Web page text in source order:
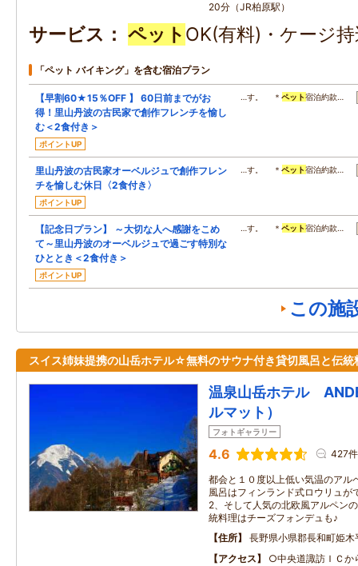
20分（JR柏原駅）
サービス ペット OK(有料)・ケージ
「ペット バイキング」を含む宿泊プラン
【早割60★15％OFF 】 60日前までがお
得！里山丹波の古民家で創作フレンチを愉し
む＜2食付き＞
ポイントUP
…す。 ＊ペット宿泊約款…
里山丹波の古民家オーベルジュで創作フレン
チを愉しむ休日〈2食付き〉
ポイントUP
…す。 ＊ペット宿泊約款…
【記念日プラン】 ～大切な人へ感謝をこめ
て～里山丹波のオーベルジュで過ごす特別な
ひととき＜2食付き＞
ポイントUP
…す。 ＊ペット宿泊約款…
この施
スイス姉妹提携の山岳ホテル☆無料のサウナ付き貸切風呂と伝統
温泉山岳ホテル
ルマット）
フォトギャラリー
4.6 427件
都会と１０度以上低い気温のアル
風呂はフィンランド式ロウリュが
2、そして人気の北欧風アルペン
統料理はチーズフォンデュも♪
住所
長野県小県郡長和町姫木
アクセス
○中央道諏訪ＩＣか